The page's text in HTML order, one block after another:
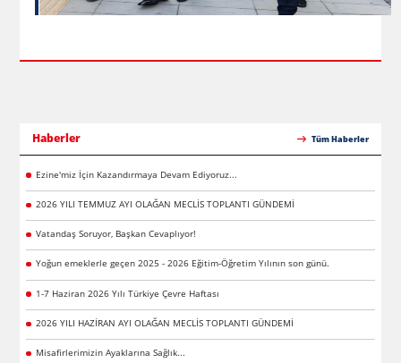
Haberler Tüm Haberler
Ezine'miz İçin Kazandırmaya Devam Ediyoruz...
2026 YILI TEMMUZ AYI OLAĞAN MECLİS TOPLANTI GÜNDEMİ
Vatandaş Soruyor, Başkan Cevaplıyor!
Yoğun emeklerle geçen 2025 - 2026 Eğitim-Öğretim Yılının son günü.
1-7 Haziran 2026 Yılı Türkiye Çevre Haftası
2026 YILI HAZİRAN AYI OLAĞAN MECLİS TOPLANTI GÜNDEMİ
Misafirlerimizin Ayaklarına Sağlık...